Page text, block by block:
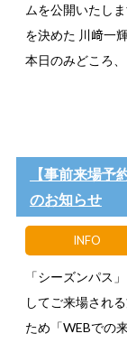
ムを公開いたし
を決めた 川﨑一
本日のみどころ
【事前来場予
のお知らせ
INFO
「シーズンパス
してご来場され
ため「WEBでの